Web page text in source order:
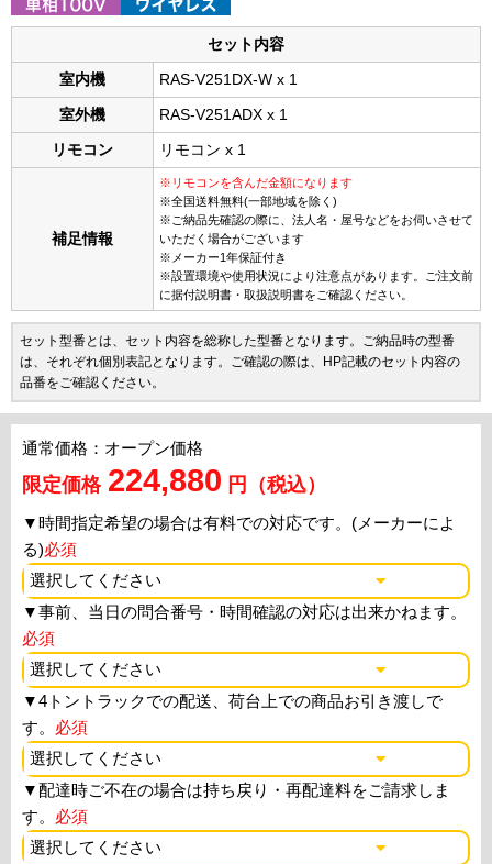
セット内容
室内機 RAS-V251DX-W x 1
室外機 RAS-V251ADX x 1
リモコン リモコン x 1
補足情報
※リモコンを含んだ金額になります
※全国送料無料(一部地域を除く)
※ご納品先確認の際に、法人名・屋号などをお伺いさせて
いただく場合がございます
※メーカー1年保証付き
※設置環境や使用状況により注意点があります。ご注文前
に据付説明書・取扱説明書をご確認ください。
セット型番とは、セット内容を総称した型番となります。ご納品時の型番
は、それぞれ個別表記となります。ご確認の際は、HP記載のセット内容の
品番をご確認ください。
通常価格：オープン価格
限定価格 224,880 円（税込）
▼時間指定希望の場合は有料での対応です。(メーカーによ
る)必須
▼事前、当日の問合番号・時間確認の対応は出来かねます。
必須
▼4トントラックでの配送、荷台上での商品お引き渡しで
す。 必須
▼配達時ご不在の場合は持ち戻り・再配達料をご請求しま
す。 必須